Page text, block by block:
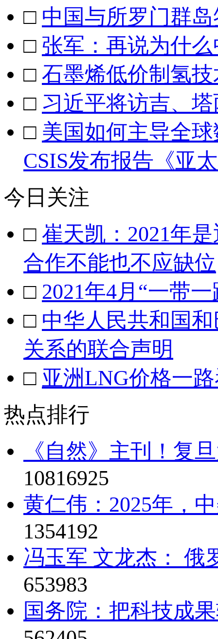
□ 中国与所罗门群
□ 张军：再说为什
□ 石墨烯低价制氢
□ 习近平将访吉、
□ 美国如何主导全
CSIS发布报告《亚
今日关注
□ 崔天凯：2021年
合作不能也不应缺位
□ 2021年4月“一带
□ 中华人民共和国
关系的联合声明
□ 亚洲LNG价格一
热点排行
《自然》主刊！复
10816925
黄仁伟：2025年，
1354192
冯玉军 文龙杰： 俄
653983
国务院：把科技成